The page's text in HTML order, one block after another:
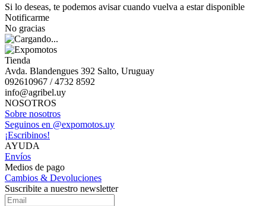
Si lo deseas, te podemos avisar cuando vuelva a estar disponible
Notificarme
No gracias
Tienda
Avda. Blandengues 392 Salto, Uruguay
092610967 / 4732 8592
info@agribel.uy
NOSOTROS
Sobre nosotros
Seguinos en @expomotos.uy
¡Escribinos!
AYUDA
Envíos
Medios de pago
Cambios & Devoluciones
Suscribite a nuestro newsletter